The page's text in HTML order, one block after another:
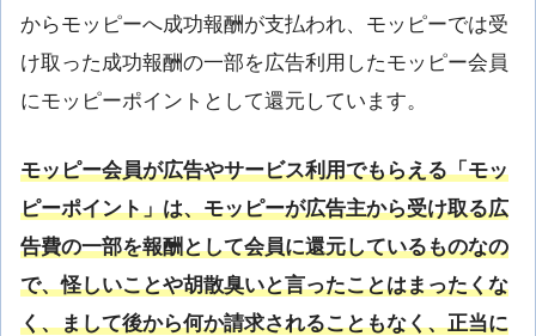
からモッピーへ成功報酬が支払われ、モッピーでは受
け取った成功報酬の一部を広告利用したモッピー会員
にモッピーポイントとして還元しています。
モッピー会員が広告やサービス利用でもらえる「モッ
ピーポイント」は、モッピーが広告主から受け取る広
告費の一部を報酬として会員に還元しているものなの
で、怪しいことや胡散臭いと言ったことはまったくな
く、まして後から何か請求されることもなく、正当に